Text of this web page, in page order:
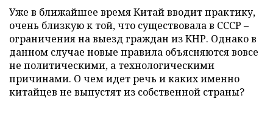
Уже в ближайшее время Китай вводит практику,
очень близкую к той, что существовала в СССР –
ограничения на выезд граждан из КНР. Однако в
данном случае новые правила объясняются вовсе
не политическими, а технологическими
причинами. О чем идет речь и каких именно
китайцев не выпустят из собственной страны?